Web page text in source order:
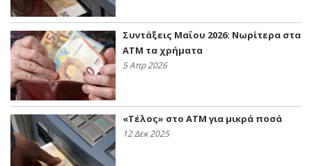
Συντάξεις Μαΐου 2026: Νωρίτερα στα
ATM τα χρήματα
5 Απρ 2026
«Τέλος» στο ATM για μικρά ποσά
12 Δεκ 2025